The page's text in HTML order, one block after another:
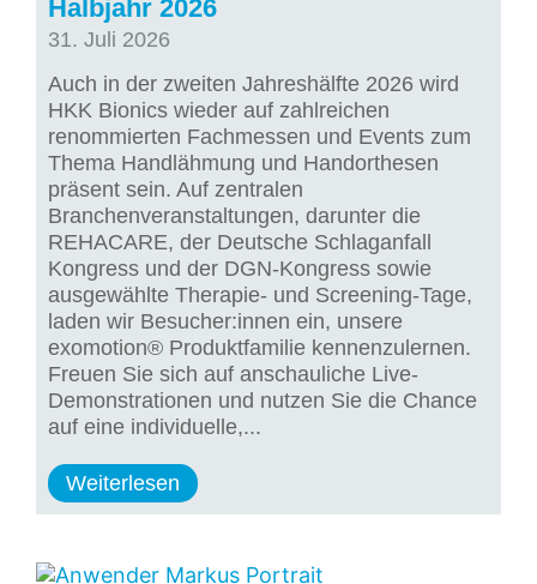
Halbjahr 2026
31. Juli 2026
Auch in der zweiten Jahreshälfte 2026 wird
HKK Bionics wieder auf zahlreichen
renommierten Fachmessen und Events zum
Thema Handlähmung und Handorthesen
präsent sein. Auf zentralen
Branchenveranstaltungen, darunter die
REHACARE, der Deutsche Schlaganfall
Kongress und der DGN-Kongress sowie
ausgewählte Therapie- und Screening-Tage,
laden wir Besucher:innen ein, unsere
exomotion® Produktfamilie kennenzulernen.
Freuen Sie sich auf anschauliche Live-
Demonstrationen und nutzen Sie die Chance
auf eine individuelle,...
Weiterlesen